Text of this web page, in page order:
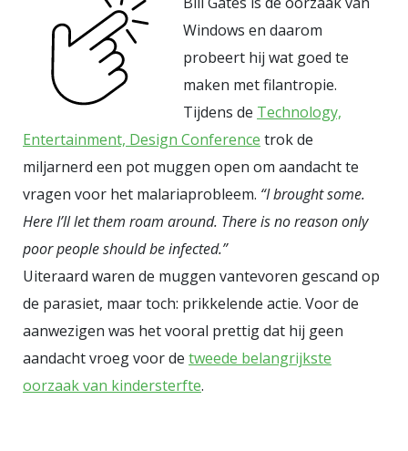
Windows en daarom
probeert hij wat goed te
maken met filantropie.
Tijdens de Technology,
Entertainment, Design Conference trok de
miljarnerd een pot muggen open om aandacht te
vragen voor het malariaprobleem. “I brought some.
Here I’ll let them roam around. There is no reason only
poor people should be infected.”
Uiteraard waren de muggen vantevoren gescand op
de parasiet, maar toch: prikkelende actie. Voor de
aanwezigen was het vooral prettig dat hij geen
aandacht vroeg voor de tweede belangrijkste
oorzaak van kindersterfte.